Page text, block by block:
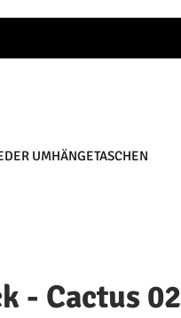
UMHÄNGETASCHEN
- Cactus 02